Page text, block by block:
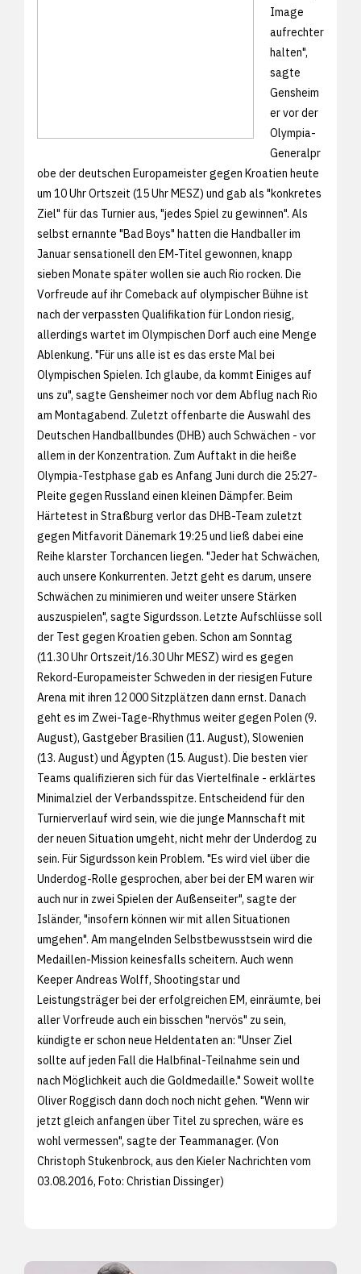
Image
aufrechter
halten",
sagte
Gensheim
er vor der
Olympia-
Generalpr
obe der deutschen Europameister gegen Kroatien heute
um 10 Uhr Ortszeit (15 Uhr MESZ) und gab als "konkretes
Ziel" für das Turnier aus, "jedes Spiel zu gewinnen". Als
selbst ernannte "Bad Boys" hatten die Handballer im
Januar sensationell den EM-Titel gewonnen, knapp
sieben Monate später wollen sie auch Rio rocken. Die
Vorfreude auf ihr Comeback auf olympischer Bühne ist
nach der verpassten Qualifikation für London riesig,
allerdings wartet im Olympischen Dorf auch eine Menge
Ablenkung. "Für uns alle ist es das erste Mal bei
Olympischen Spielen. Ich glaube, da kommt Einiges auf
uns zu", sagte Gensheimer noch vor dem Abflug nach Rio
am Montagabend. Zuletzt offenbarte die Auswahl des
Deutschen Handballbundes (DHB) auch Schwächen - vor
allem in der Konzentration. Zum Auftakt in die heiße
Olympia-Testphase gab es Anfang Juni durch die 25:27-
Pleite gegen Russland einen kleinen Dämpfer. Beim
Härtetest in Straßburg verlor das DHB-Team zuletzt
gegen Mitfavorit Dänemark 19:25 und ließ dabei eine
Reihe klarster Torchancen liegen. "Jeder hat Schwächen,
auch unsere Konkurrenten. Jetzt geht es darum, unsere
Schwächen zu minimieren und weiter unsere Stärken
auszuspielen", sagte Sigurdsson. Letzte Aufschlüsse soll
der Test gegen Kroatien geben. Schon am Sonntag
(11.30 Uhr Ortszeit/16.30 Uhr MESZ) wird es gegen
Rekord-Europameister Schweden in der riesigen Future
Arena mit ihren 12 000 Sitzplätzen dann ernst. Danach
geht es im Zwei-Tage-Rhythmus weiter gegen Polen (9.
August), Gastgeber Brasilien (11. August), Slowenien
(13. August) und Ägypten (15. August). Die besten vier
Teams qualifizieren sich für das Viertelfinale - erklärtes
Minimalziel der Verbandsspitze. Entscheidend für den
Turnierverlauf wird sein, wie die junge Mannschaft mit
der neuen Situation umgeht, nicht mehr der Underdog zu
sein. Für Sigurdsson kein Problem. "Es wird viel über die
Underdog-Rolle gesprochen, aber bei der EM waren wir
auch nur in zwei Spielen der Außenseiter", sagte der
Isländer, "insofern können wir mit allen Situationen
umgehen". Am mangelnden Selbstbewusstsein wird die
Medaillen-Mission keinesfalls scheitern. Auch wenn
Keeper Andreas Wolff, Shootingstar und
Leistungsträger bei der erfolgreichen EM, einräumte, bei
aller Vorfreude auch ein bisschen "nervös" zu sein,
kündigte er schon neue Heldentaten an: "Unser Ziel
sollte auf jeden Fall die Halbfinal-Teilnahme sein und
nach Möglichkeit auch die Goldmedaille." Soweit wollte
Oliver Roggisch dann doch noch nicht gehen. "Wenn wir
jetzt gleich anfangen über Titel zu sprechen, wäre es
wohl vermessen", sagte der Teammanager. (Von
Christoph Stukenbrock, aus den Kieler Nachrichten vom
03.08.2016, Foto: Christian Dissinger)